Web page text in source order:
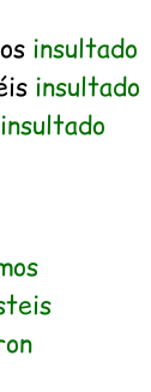
insultado
insultado
insultado